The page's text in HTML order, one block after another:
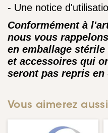
- Une notice
Conformément à
nous vous
en emballage
et accessoires qui
seront pas repris
Vous aimerez aussi